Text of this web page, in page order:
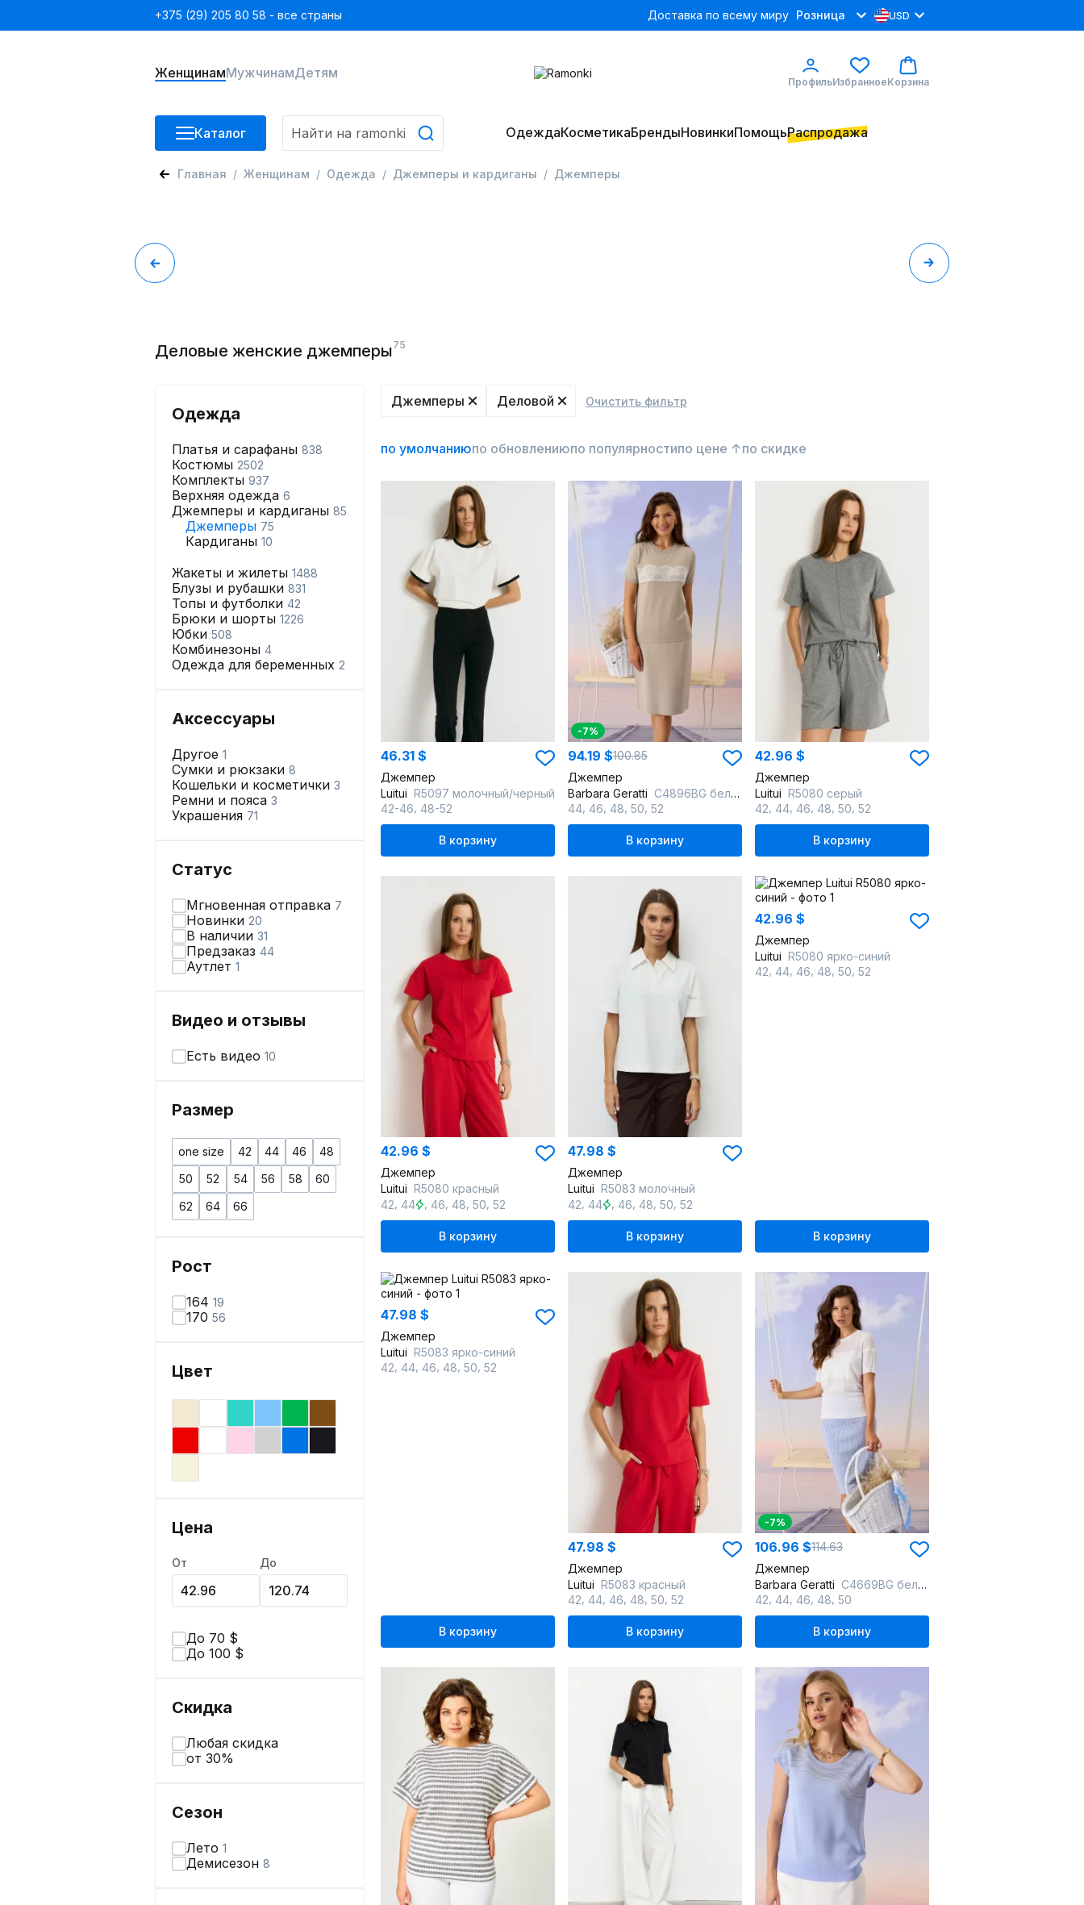
+375 (29) 205 80 58 - все страны Доставка по всему миру Розница USD
ЖенщинамМужчинамДетям
ПрофильИзбранноеКорзина
Каталог ОдеждаКосметикаБрендыНовинкиПомощьРаспродажа
Главная Женщинам Одежда Джемперы и кардиганы Джемперы
Деловые женские джемперы75
Одежда
Платья и сарафаны 838
Костюмы 2502
Комплекты 937
Верхняя одежда 6
Джемперы и кардиганы 85
Джемперы 75
Кардиганы 10
Жакеты и жилеты 1488
Блузы и рубашки 831
Топы и футболки 42
Брюки и шорты 1226
Юбки 508
Комбинезоны 4
Одежда для беременных 2
Аксессуары
Другое 1
Сумки и рюкзаки 8
Кошельки и косметички 3
Ремни и пояса 3
Украшения 71
Статус
Мгновенная отправка 7
Новинки 20
В наличии 31
Предзаказ 44
Аутлет 1
Видео и отзывы
Есть видео 10
Размер
one size 42 44 46
48
50
52 54 56 58
60
62
64 66
Рост
164 19
170 56
Цвет
Цена
От До
До 70 $
До 100 $
Скидка
Любая скидка
от 30%
Сезон
Лето 1
Демисезон 8
Джемперы Деловой Очистить фильтр
по умолчаниюпо обновлениюпо популярностипо цене ↑по скидке
46.31 $
Джемпер
Luitui R5097 молочный/черный
42-46 48-52
В корзину
-7%
94.19 $100.85
Джемпер
Barbara Geratti С4896BG белый/бежевый
44 46 48 50 52
В корзину
42.96 $
Джемпер
Luitui R5080 серый
42 44 46 48 50 52
В корзину
42.96 $
Джемпер
Luitui R5080 красный
42 44 46 48 ,50 ,52
В корзину
47.98 $
Джемпер
Luitui R5083 молочный
42 44 46 48 ,50 ,52
В корзину
42.96 $
Джемпер
Luitui R5080 ярко-синий
42 44 46 48 50 52
В корзину
47.98 $
Джемпер
Luitui R5083 ярко-синий
42 44 46 48 50 52
В корзину
47.98 $
Джемпер
Luitui R5083 красный
42 44 46 48 50 52
В корзину
-7%
106.96 $114.63
Джемпер
Barbara Geratti С4669BG белый
42 44 46 48 50
В корзину